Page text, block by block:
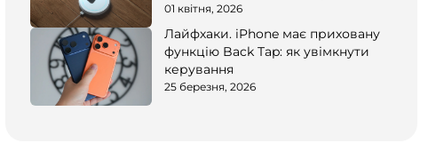
01 квітня, 2026
Лайфхаки. iPhone має приховану
функцію Back Tap: як увімкнути
керування
25 березня, 2026